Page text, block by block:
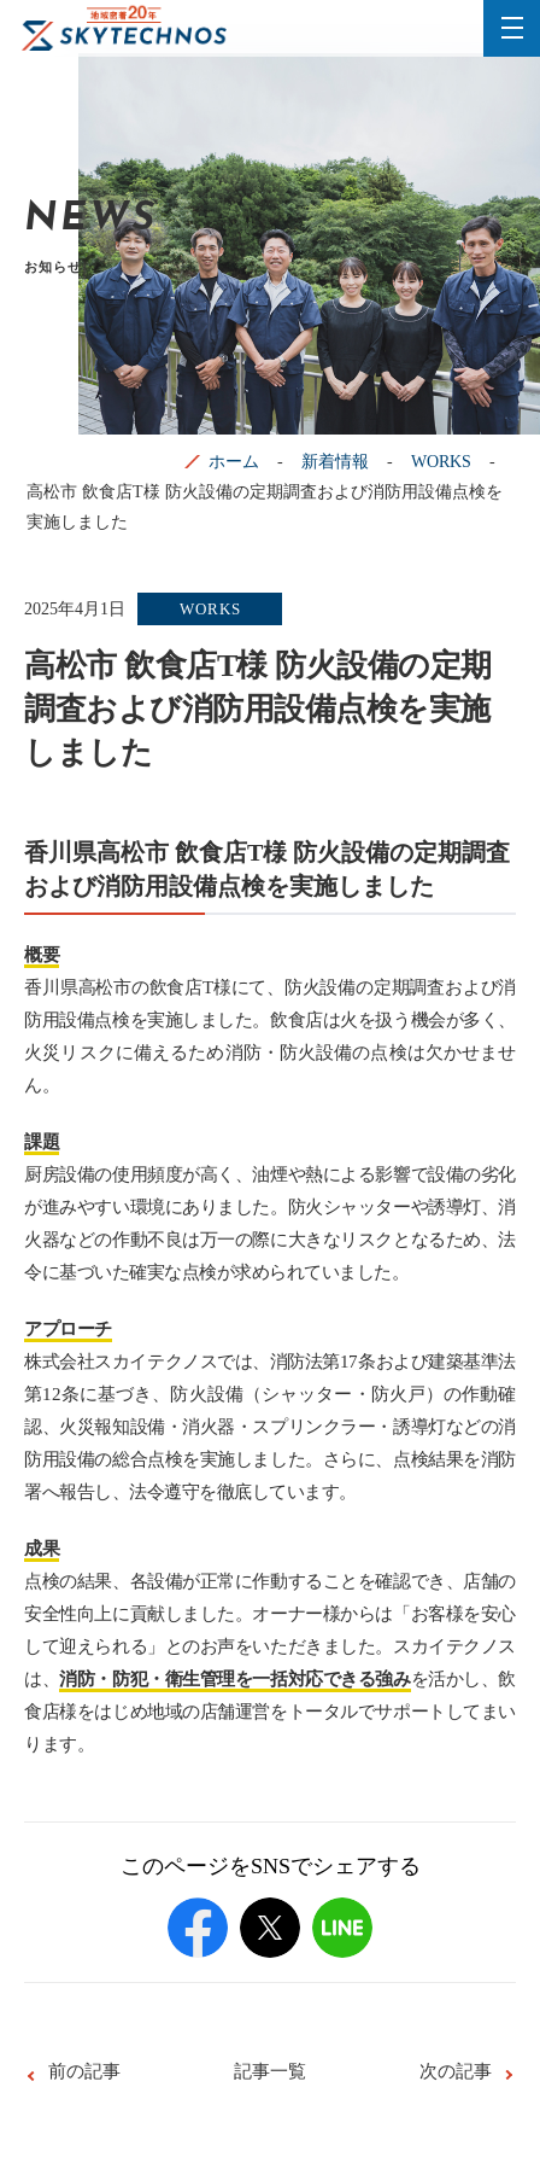
NEWS
お知らせ
ホーム 新着情報
WORKS
高松市 飲食店T様 防火設備の定期調査および消防用設備点検を
実施しました
2025年4月1日 WORKS
高松市 飲食店T様 防火設備の定期
調査および消防用設備点検を実施
しました
香川県高松市 飲食店T様 防火設備の定期調査
および消防用設備点検を実施しました
概要
香川県高松市の飲食店T様にて、防火設備の定期調査および消
防用設備点検を実施しました。飲食店は火を扱う機会が多く、
火災リスクに備えるため消防・防火設備の点検は欠かせませ
ん。
課題
厨房設備の使用頻度が高く、油煙や熱による影響で設備の劣化
が進みやすい環境にありました。防火シャッターや誘導灯、消
火器などの作動不良は万一の際に大きなリスクとなるため、法
令に基づいた確実な点検が求められていました。
アプローチ
株式会社スカイテクノスでは、消防法第17条および建築基準法
第12条に基づき、防火設備（シャッター・防火戸）の作動確
認、火災報知設備・消火器・スプリンクラー・誘導灯などの消
防用設備の総合点検を実施しました。さらに、点検結果を消防
署へ報告し、法令遵守を徹底しています。
成果
点検の結果、各設備が正常に作動することを確認でき、店舗の
安全性向上に貢献しました。オーナー様からは「お客様を安心
して迎えられる」とのお声をいただきました。スカイテクノス
は、消防・防犯・衛生管理を一括対応できる強みを活かし、飲
食店様をはじめ地域の店舗運営をトータルでサポートしてまい
ります。
このページをSNSでシェアする
前の記事 記事一覧 次の記事